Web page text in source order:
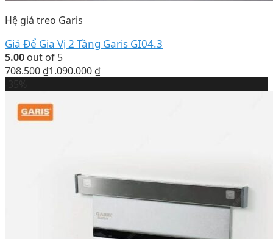
Hệ giá treo Garis
Giá Để Gia Vị 2 Tầng Garis GI04.3
5.00 out of 5
708.500 ₫1.090.000₫